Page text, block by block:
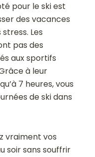
pour le ski est
des vacances
Les
pas des
aux sportifs
à leur
7 heures, vous
de ski dans
vraiment vos
soir sans souffrir